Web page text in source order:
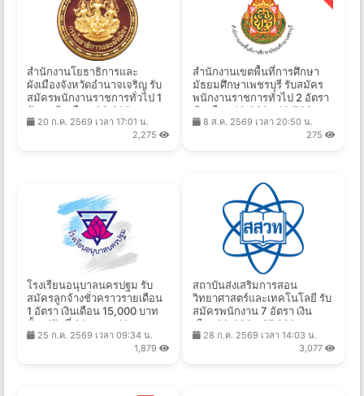
สำนักงานโยธาธิการและ
ผังเมืองจังหวัดอำนาจเจริญ รับ
สมัครพนักงานราชการทั่วไป 1
อัตรา เงินเดือน 23,600 บาท
ตั้งแต่วันที่ 3-11 ส.ค. 2569
20 ก.ค. 2569 เวลา 17:01 น.
2,275
สำนักงานเขตพื้นที่การศึกษา
มัธยมศึกษาเพชรบุรี รับสมัคร
พนักงานราชการทั่วไป 2 อัตรา
เงินเดือน 13,660 - 16,700 บาท
ตั้งแต่วันที่ 17-25 ส.ค. 2569
8 ส.ค. 2569 เวลา 20:50 น.
275
โรงเรียนอนุบาลนครปฐม รับ
สมัครลูกจ้างชั่วคราวรายเดือน
1 อัตรา เงินเดือน 15,000 บาท
ตั้งแต่วันที่ 31 ก.ค. - 10 ส.ค.
256925 ก.ค. 2569 เวลา 09:34 น.
1,879
สถาบันส่งเสริมการสอน
วิทยาศาสตร์และเทคโนโลยี รับ
สมัครพนักงาน 7 อัตรา เงิน
เดือน20,000 - 37,000 บาท
ตั้งแต่บัดนี้ถึง 10 ส.ค. 2569
28 ก.ค. 2569 เวลา 14:03 น.
3,077